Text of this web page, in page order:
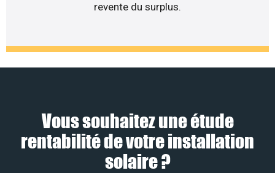
revente du surplus.
Vous souhaitez une étude
rentabilité de votre installation
solaire ?